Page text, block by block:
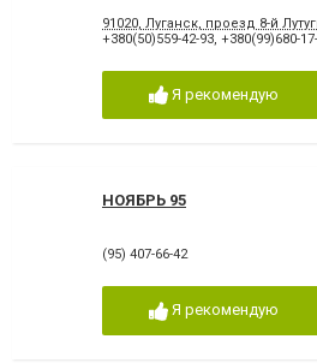
91020, Луганск, проезд 8-й
+380(50)559-42-93, +380(99)680-
Я рекомендую
НОЯБРЬ 95
(95) 407-66-42
Я рекомендую